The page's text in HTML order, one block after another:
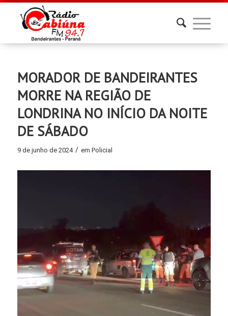
MORADOR DE BANDEIRANTES
MORRE NA REGIÃO DE
LONDRINA NO INÍCIO DA NOITE
DE SÁBADO
9 de junho de 2024 / em Policial